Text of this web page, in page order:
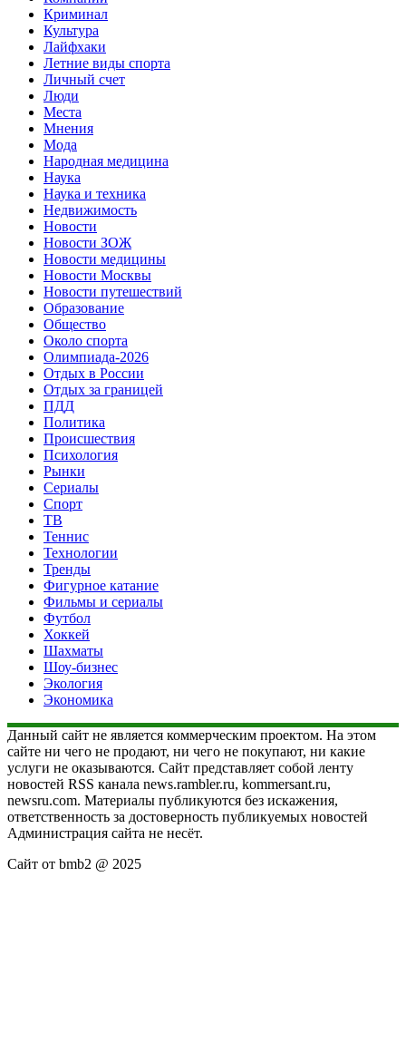
Криминал
Культура
Лайфхаки
Летние виды спорта
Личный счет
Люди
Места
Мнения
Мода
Народная медицина
Наука
Наука и техника
Недвижимость
Новости
Новости ЗОЖ
Новости медицины
Новости Москвы
Новости путешествий
Образование
Общество
Около спорта
Олимпиада-2026
Отдых в России
Отдых за границей
ПДД
Политика
Происшествия
Психология
Рынки
Сериалы
Спорт
ТВ
Теннис
Технологии
Тренды
Фигурное катание
Фильмы и сериалы
Футбол
Хоккей
Шахматы
Шоу-бизнес
Экология
Экономика
Данный сайт не является коммерческим проектом. На этом
сайте ни чего не продают, ни чего не покупают, ни какие
услуги не оказываются. Сайт представляет собой ленту
новостей RSS канала news.rambler.ru, kommersant.ru,
newsru.com. Материалы публикуются без искажения,
ответственность за достоверность публикуемых новостей
Администрация сайта не несёт.
Сайт от bmb2 @ 2025